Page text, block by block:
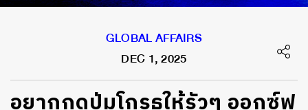
GLOBAL AFFAIRS
DEC 1, 2025